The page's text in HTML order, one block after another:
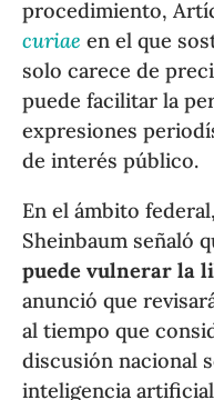
procedimiento,
curiae en el que
solo carece de
puede facilitar la
expresiones
de interés público.
En el ámbito
Sheinbaum señaló
puede vulnerar la
anunció que
al tiempo que
discusión nacional
inteligencia